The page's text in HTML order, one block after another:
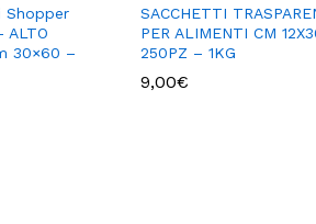
Shopper
ALTO
30×60 –
SACCHETTI
PER ALIMENTI CM
250PZ – 1KG
9,00€